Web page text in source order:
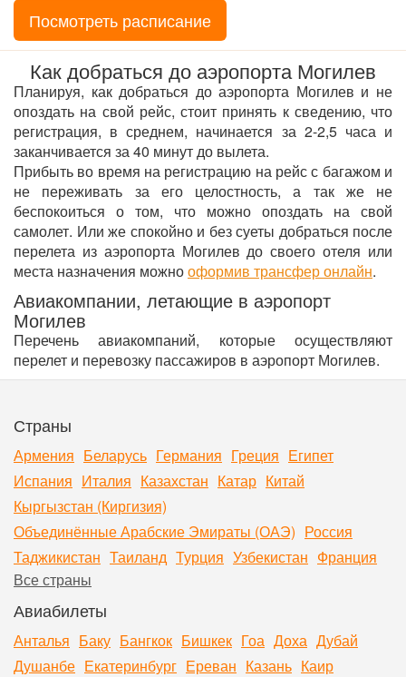
Посмотреть расписание
Как добраться до аэропорта Могилев
Планируя, как добраться до аэропорта Могилев и не
опоздать на свой рейс, стоит принять к сведению, что
регистрация, в среднем, начинается за 2-2,5 часа и
заканчивается за 40 минут до вылета.
Прибыть во время на регистрацию на рейс с багажом и
не переживать за его целостность, а так же не
беспокоиться о том, что можно опоздать на свой
самолет. Или же спокойно и без суеты добраться после
перелета из аэропорта Могилев до своего отеля или
места назначения можнооформив трансфер онлайн.
Авиакомпании, летающие в аэропорт
Могилев
Перечень авиакомпаний, которые осуществляют
перелет и перевозку пассажиров в аэропорт Могилев.
Страны
Армения Беларусь Германия Греция Египет
Испания Италия Казахстан Катар Китай
Кыргызстан (Киргизия)
Объединённые Арабские Эмираты (ОАЭ) Россия
Таджикистан Таиланд Турция Узбекистан Франция
Все страны
Авиабилеты
Анталья Баку Бангкок Бишкек Гоа Доха Дубай
Душанбе Екатеринбург Ереван Казань Каир